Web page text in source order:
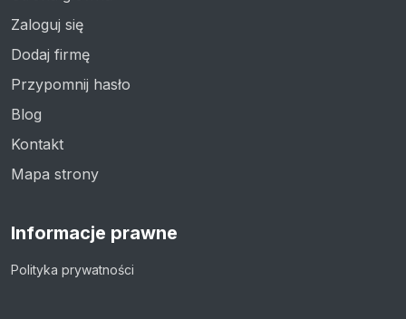
Zaloguj się
Dodaj firmę
Przypomnij hasło
Blog
Kontakt
Mapa strony
Informacje prawne
Polityka prywatności